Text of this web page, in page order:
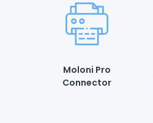
Moloni Pro
Connector